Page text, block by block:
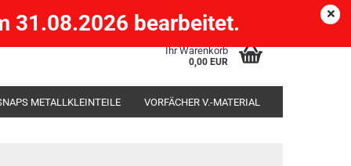
Kundenlogin
Ihr Warenkorb
0,00 EUR
31.08.2026 bearbeitet.
METALLKLEINTEILE VORFÄCHER V.-MATERIAL